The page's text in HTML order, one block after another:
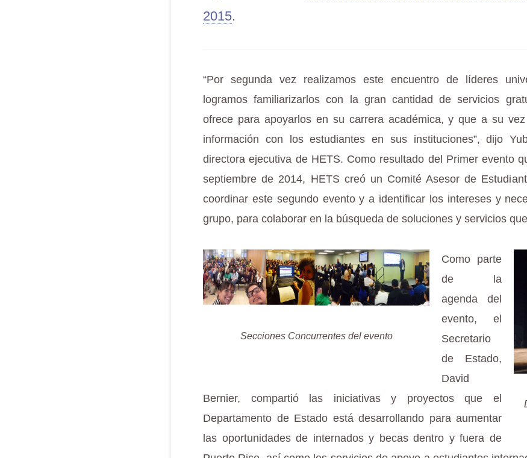
2015.
“Por segunda vez realizamos este encuentro de líderes
logramos familiarizarlos con la gran cantidad de servicios
ofrece para apoyarlos en su carrera académica, y que a su
información con los estudiantes en sus instituciones”, dijo
directora ejecutiva de HETS. Como resultado del Primer evento
septiembre de 2014, HETS creó un Comité Asesor de
coordinar este segundo evento y a identificar los intereses y
grupo, para colaborar en la búsqueda de soluciones y servicios
Secciones Concurrentes del evento
Como parte
de la
agenda del
evento, el
Secretario
de Estado,
David
Bernier, compartió las iniciativas y proyectos que el
Departamento de Estado está desarrollando para aumentar
las oportunidades de internados y becas dentro y fuera de